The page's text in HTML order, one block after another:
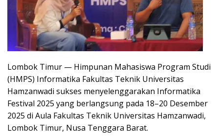
Lombok Timur — Himpunan Mahasiswa Program Studi
(HMPS) Informatika Fakultas Teknik Universitas
Hamzanwadi sukses menyelenggarakan Informatika
Festival 2025 yang berlangsung pada 18–20 Desember
2025 di Aula Fakultas Teknik Universitas Hamzanwadi,
Lombok Timur, Nusa Tenggara Barat.